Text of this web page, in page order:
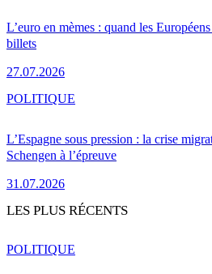
L’euro en mèmes : quand les
billets
27.07.2026
L’Espagne sous pression : la crise
Schengen à l’épreuve
31.07.2026
POLITIQUE
LES PLUS RÉCENTS
POLITIQUE